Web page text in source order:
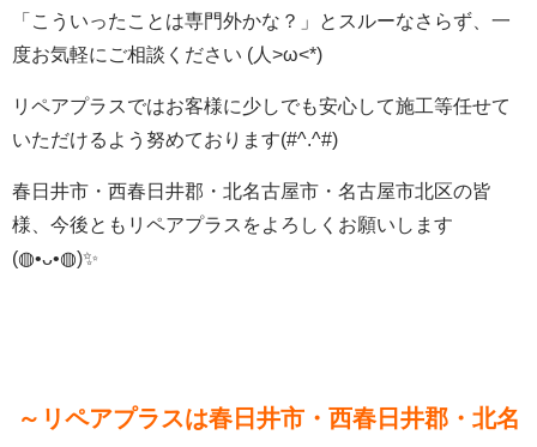
「こういったことは専門外かな？」とスルーなさらず、一
度お気軽にご相談ください (人>ω<*)
リペアプラスではお客様に少しでも安心して施工等任せて
いただけるよう努めております(#^.^#)
春日井市・西春日井郡・北名古屋市・名古屋市北区の皆
様、今後ともリペアプラスをよろしくお願いします
(◍•ᴗ•◍)✨
～リペアプラスは春日井市・西春日井郡・北名